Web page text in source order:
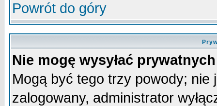
Powrót do góry
Nie mogę wysyłać
Mogą być tego trzy powody;
zalogowany, administrator